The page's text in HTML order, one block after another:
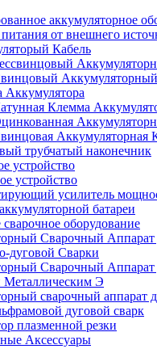
аккумуляторное
от внешнего
Кабель
Аккумулятора
Клемма
Аккумуляторная
трубчатый наконечник
устройство
устройство
усилитель
батареи
оборудование
Сварочный Аппарат
дуговой Сварки
Сварочный Аппарат
Металлическим Э
сварочный аппарат
дуговой сварк
плазменной резки
Аксессуары